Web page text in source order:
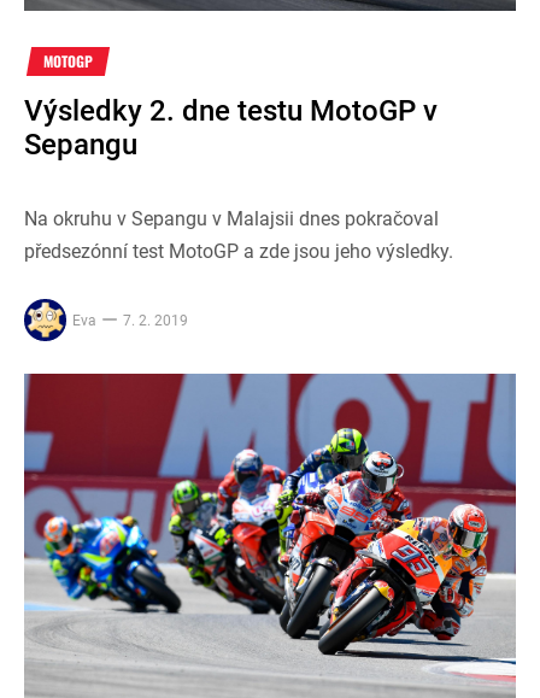
MOTOGP
Výsledky 2. dne testu MotoGP v
Sepangu
Na okruhu v Sepangu v Malajsii dnes pokračoval
předsezónní test MotoGP a zde jsou jeho výsledky.
Eva 7. 2. 2019